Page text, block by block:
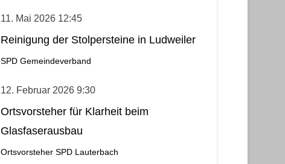
11. Mai 2026 12:45
Reinigung der Stolpersteine in Ludweiler
SPD Gemeindeverband
12. Februar 2026 9:30
Ortsvorsteher für Klarheit beim
Glasfaserausbau
Ortsvorsteher SPD Lauterbach